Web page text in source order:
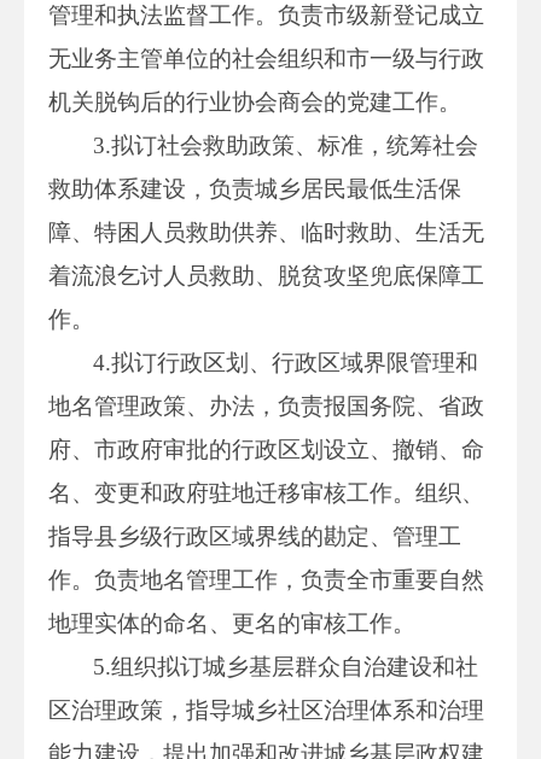
管理和执法监督工作。负责市级新登记成立
无业务主管单位的社会组织和市一级与行政
机关脱钩后的行业协会商会的党建工作。
3.拟订社会救助政策、标准，统筹社会
救助体系建设，负责城乡居民最低生活保
障、特困人员救助供养、临时救助、生活无
着流浪乞讨人员救助、脱贫攻坚兜底保障工
作。
4.拟订行政区划、行政区域界限管理和
地名管理政策、办法，负责报国务院、省政
府、市政府审批的行政区划设立、撤销、命
名、变更和政府驻地迁移审核工作。组织、
指导县乡级行政区域界线的勘定、管理工
作。负责地名管理工作，负责全市重要自然
地理实体的命名、更名的审核工作。
5.组织拟订城乡基层群众自治建设和社
区治理政策，指导城乡社区治理体系和治理
能力建设，提出加强和改进城乡基层政权建